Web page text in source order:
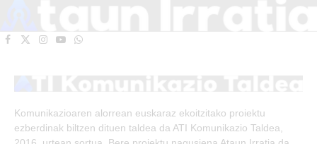
Facebook
X
Instagram
YouTubeWhatsApp
Komunikazioaren alorrean euskaraz ekoitzitako proiektu
ezberdinak biltzen dituen taldea da ATI Komunikazio Taldea,